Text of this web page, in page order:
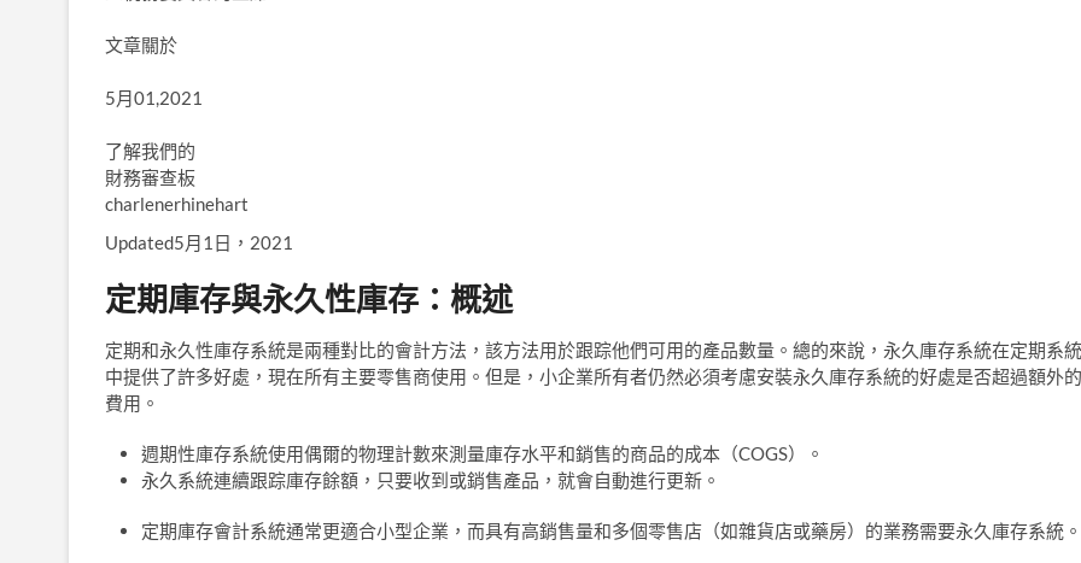
文章關於
5月01,2021
了解我們的
財務審查板
charlenerhinehart
Updated5月1日，2021
定期庫存與永久性庫存：概述
定期和永久性庫存系統是兩種對比的會計方法，該方法用於跟踪他們可用的產品數量。總的來說，永久庫存系統在定期系統
中提供了許多好處，現在所有主要零售商使用。但是，小企業所有者仍然必須考慮安裝永久庫存系統的好處是否超過額外的
費用。
週期性庫存系統使用偶爾的物理計數來測量庫存水平和銷售的商品的成本（COGS）。
永久系統​​連續跟踪庫存餘額，只要收到或銷售產品，就會自動進行更新。
定期庫存會計系統通常更適合小型企業，而具有高銷售量和多個零售店（如雜貨店或藥房）的業務需要永久庫存系統。